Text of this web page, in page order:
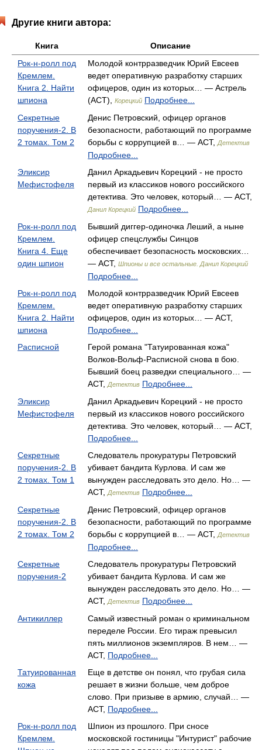
Другие книги автора:
Книга
Описание
Рок-н-ролл под
Кремлем.
Книга 2. Найти
шпиона
Молодой контрразведчик Юрий Евсеев
ведет оперативную разработку старших
офицеров, один из которых… — Астрель
(АСТ),
Корецкий Подробнее...
Секретные
поручения-2. В
2 томах. Том 2
Денис Петровский, офицер органов
безопасности, работающий по программе
борьбы с коррупцией в… — АСТ, Детектив
Подробнее...
Эликсир
Мефистофеля
Данил Аркадьевич Корецкий - не просто
первый из классиков нового российского
детектива. Это человек, который… — АСТ,
Данил Корецкий Подробнее...
Рок-н-ролл под
Кремлем.
Книга 4. Еще
один шпион
Бывший диггер-одиночка Леший, а ныне
офицер спецслужбы Синцов
обеспечивает безопасность московских…
— АСТ, Шпионы и все остальные. Данил Корецкий
Подробнее...
Рок-н-ролл под
Кремлем.
Книга 2. Найти
шпиона
Молодой контрразведчик Юрий Евсеев
ведет оперативную разработку старших
офицеров, один из которых… — АСТ,
Подробнее...
Расписной
Герой романа "Татуированная кожа"
Волков-Вольф-Расписной снова в бою.
Бывший боец разведки специального… —
АСТ, Детектив Подробнее...
Эликсир
Мефистофеля
Данил Аркадьевич Корецкий - не просто
первый из классиков нового российского
детектива. Это человек, который… — АСТ,
Подробнее...
Секретные
поручения-2. В
2 томах. Том 1
Следователь прокуратуры Петровский
убивает бандита Курлова. И сам же
вынужден расследовать это дело. Но… —
АСТ, Детектив Подробнее...
Секретные
поручения-2. В
2 томах. Том 2
Денис Петровский, офицер органов
безопасности, работающий по программе
борьбы с коррупцией в… — АСТ, Детектив
Подробнее...
Секретные
поручения-2
Следователь прокуратуры Петровский
убивает бандита Курлова. И сам же
вынужден расследовать это дело. Но… —
АСТ, Детектив Подробнее...
Антикиллер
Самый известный роман о криминальном
переделе России. Его тираж превысил
пять миллионов экземпляров. В нем… —
АСТ, Подробнее...
Татуированная
кожа
Еще в детстве он понял, что грубая сила
решает в жизни больше, чем доброе
слово. При призыве в армию, случай… —
АСТ, Подробнее...
Рок-н-ролл под
Кремлем.
Шпион из прошлого. При сносе
московской гостиницы "Интурист" рабочие